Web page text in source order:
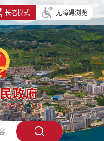
长者模式 无障碍浏览